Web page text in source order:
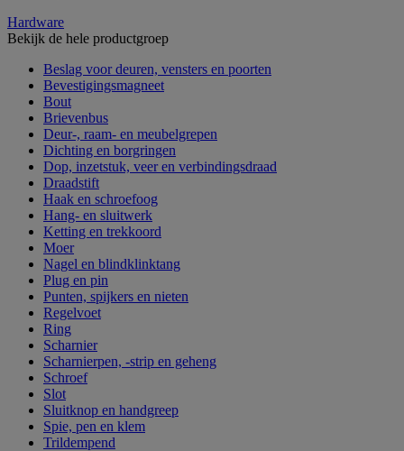
Hardware
Bekijk de hele productgroep
Beslag voor deuren, vensters en poorten
Bevestigingsmagneet
Bout
Brievenbus
Deur-, raam- en meubelgrepen
Dichting en borgringen
Dop, inzetstuk, veer en verbindingsdraad
Draadstift
Haak en schroefoog
Hang- en sluitwerk
Ketting en trekkoord
Moer
Nagel en blindklinktang
Plug en pin
Punten, spijkers en nieten
Regelvoet
Ring
Scharnier
Scharnierpen, -strip en geheng
Schroef
Slot
Sluitknop en handgreep
Spie, pen en klem
Trildempend